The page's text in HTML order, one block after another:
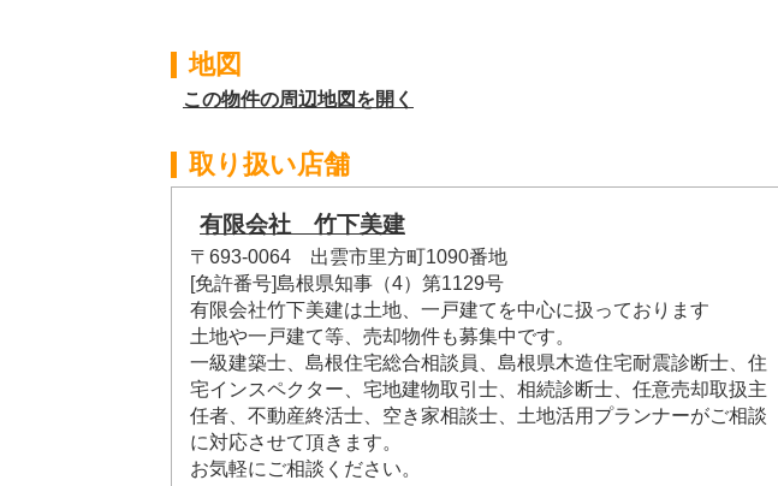
地図
この物件の周辺地図を開く
取り扱い店舗
有限会社 竹下美建
〒693-0064 出雲市里方町1090番地
[免許番号]島根県知事（4）第1129号
有限会社竹下美建は土地、一戸建てを中心に扱っております
土地や一戸建て等、売却物件も募集中です。
一級建築士、島根住宅総合相談員、島根県木造住宅耐震診断士、住
宅インスペクター、宅地建物取引士、相続診断士、任意売却取扱主
任者、不動産終活士、空き家相談士、土地活用プランナーがご相談
に対応させて頂きます。
お気軽にご相談ください。